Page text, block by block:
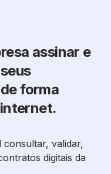
assinar e
forma
consultar, validar,
digitais da